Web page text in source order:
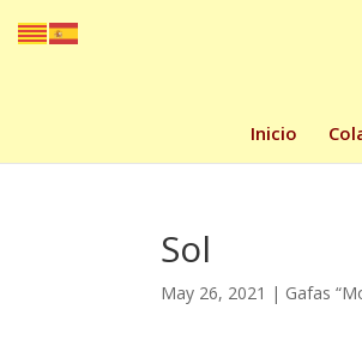
Inicio
Sol
May 26, 2021 | Gafas